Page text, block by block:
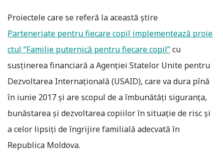
Proiectele care se referă la această ştire
Parteneriate pentru fiecare copil implementează proie
ctul “Familie puternică pentru fiecare copil”cu
susţinerea financiară a Agenţiei Statelor Unite pentru
Dezvoltarea Internaţională (USAID), care va dura pînă
în iunie 2017 şi are scopul de a îmbunătăţi siguranţa,
bunăstarea şi dezvoltarea copiilor în situaţie de risc şi
a celor lipsiţi de îngrijire familială adecvată în
Republica Moldova.